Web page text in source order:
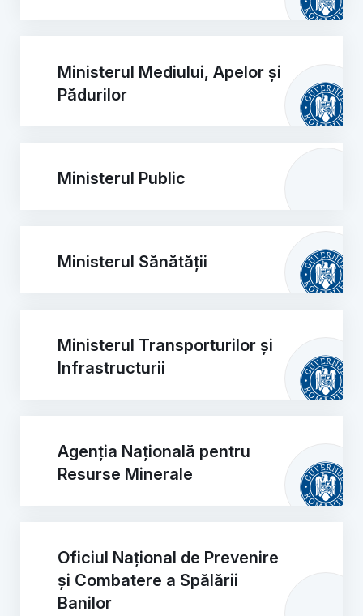
Ministerul Mediului, Apelor și
Pădurilor
Ministerul Public
Ministerul Sănătății
Ministerul Transporturilor și
Infrastructurii
Agenția Națională pentru
Resurse Minerale
Oficiul Național de Prevenire
și Combatere a Spălării
Banilor